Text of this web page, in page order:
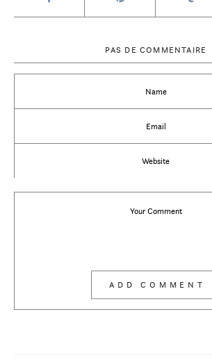
PAS DE COMMENTAIRE